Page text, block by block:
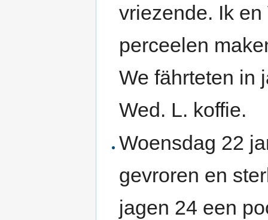
vriezende. Ik
perceelen
We fährteten in
Wed. L. koffie.
Woensdag 22
gevroren en
jagen 24 een